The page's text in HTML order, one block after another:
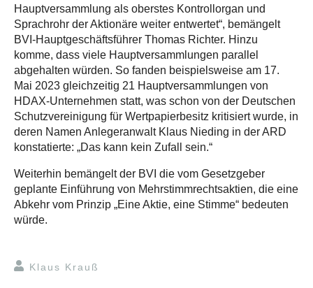
Hauptversammlung als oberstes Kontrollorgan und
Sprachrohr der Aktionäre weiter entwertet“, bemängelt
BVI-Hauptgeschäftsführer Thomas Richter. Hinzu
komme, dass viele Hauptversammlungen parallel
abgehalten würden. So fanden beispielsweise am 17.
Mai 2023 gleichzeitig 21 Hauptversammlungen von
HDAX-Unternehmen statt, was schon von der Deutschen
Schutzvereinigung für Wertpapierbesitz kritisiert wurde, in
deren Namen Anlegeranwalt Klaus Nieding in der ARD
konstatierte: „Das kann kein Zufall sein.“
Weiterhin bemängelt der BVI die vom Gesetzgeber
geplante Einführung von Mehrstimmrechtsaktien, die eine
Abkehr vom Prinzip „Eine Aktie, eine Stimme“ bedeuten
würde.
Klaus Krauß